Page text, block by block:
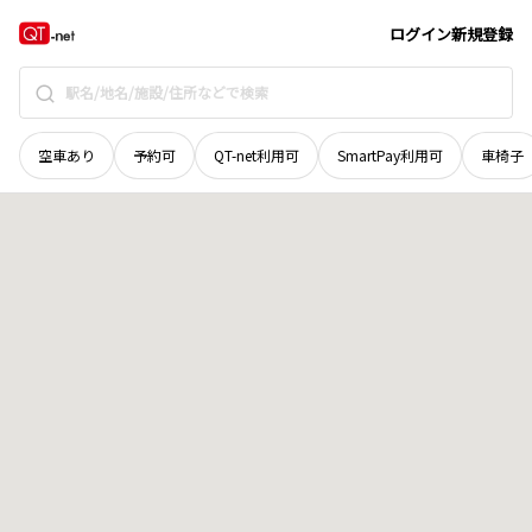
ログイン新規登録
空車あり 予約可 QT-net利用可 SmartPay利用可 車椅子
宮城県